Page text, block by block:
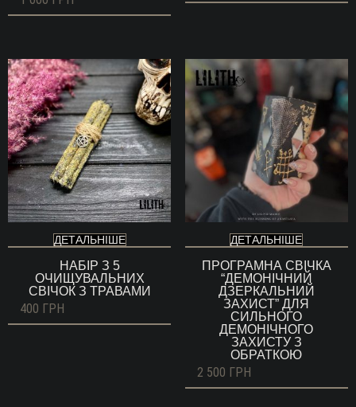
ДЕТАЛЬНІШЕ
НАБІР З 5
ОЧИЩУВАЛЬНИХ
СВІЧОК З ТРАВАМИ
400 ГРН
ДЕТАЛЬНІШЕ
ПРОГРАМНА СВІЧКА
“ДЕМОНІЧНИЙ
ДЗЕРКАЛЬНИЙ
ЗАХИСТ” ДЛЯ
СИЛЬНОГО
ДЕМОНІЧНОГО
ЗАХИСТУ З
ОБРАТКОЮ
2 500 ГРН